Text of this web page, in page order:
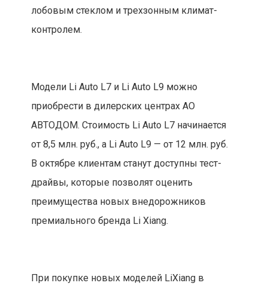
лобовым стеклом и трехзонным климат-
контролем.
Модели Li Auto L7 и Li Auto L9 можно
приобрести в дилерских центрах АО
АВТОДОМ. Стоимость Li Auto L7 начинается
от 8,5 млн. руб., а Li Auto L9 — от 12 млн. руб.
В октябре клиентам станут доступны тест-
драйвы, которые позволят оценить
преимущества новых внедорожников
премиального бренда Li Xiang.
При покупке новых моделей LiXiang в